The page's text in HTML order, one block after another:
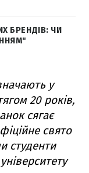
БРЕНДІВ: ЧИ
у
20 років,
сягає
свято
студенти